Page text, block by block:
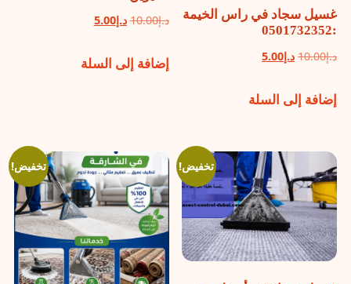
غسيل سجاد في راس الخيمة
:0501732352
د.إ10.00 السعر
هو:
د.إ5.00السعر
هو:
إضافة إلى السلة
د.إ10.00السعر
هو:
د.إ5.00السعر
هو:
إضافة إلى السلة
تخفيض! تخفيض!